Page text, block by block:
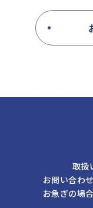
取扱
お問い合わ
お急ぎの場